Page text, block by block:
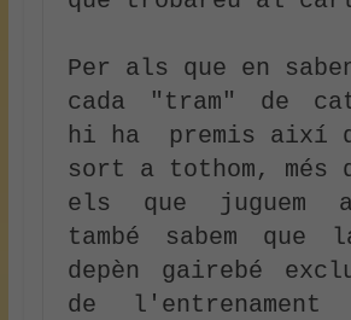
Per als que en
cada "tram" de
hi ha  premis així
sort a tothom, més
els que juguem
també sabem que
depèn gairebé
de